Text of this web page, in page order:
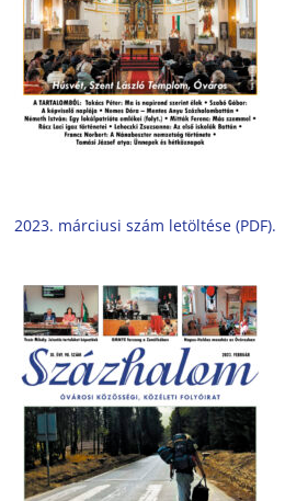
2023. márciusi szám letöltése (PDF).